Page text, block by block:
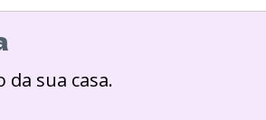
sua casa.